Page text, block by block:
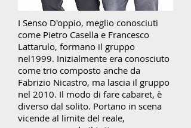
I Senso D'oppio, meglio conosciuti
come Pietro Casella e Francesco
Lattarulo, formano il gruppo
nel1999. Inizialmente era conosciuto
come trio composto anche da
Fabrizio Nicastro, ma lascia il gruppo
nel 2010. Il modo di fare cabaret, è
diverso dal solito. Portano in scena
vicende al limite del reale,